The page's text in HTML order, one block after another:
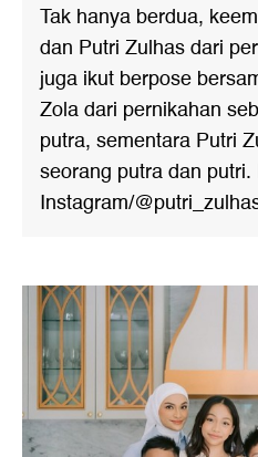
Tak hanya berdua,
dan Putri Zulhas dari
juga ikut berpose
Zola dari pernikahan
putra, sementara Putri
seorang putra dan putri.
Instagram/